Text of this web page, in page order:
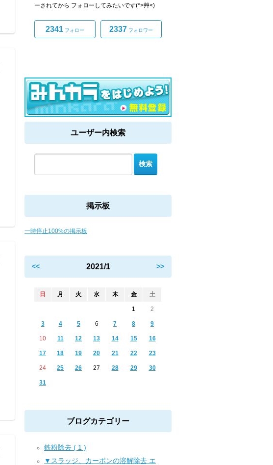
ーされてから フォローしてみたいです(*>艸<)
2341 フォロー 2337 フォロワー
ユーザー内検索
掲示板
一時停止100%の掲示板
<< 2021/1 >>
日 月 火 水 木 金 土
1 2
3 4 5 6 7 8 9
10 11 12 13 14 15 16
17 18 19 20 21 22 23
24 25 26 27 28 29 30
31
ブログカテゴリー
鉄粉除去 ( 1 )
▼スラッジ、カーボンの溶解除去 エ